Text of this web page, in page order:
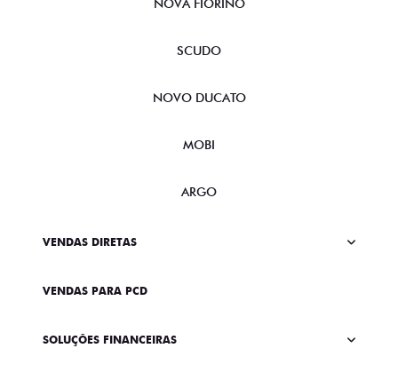
NOVA FIORINO
SCUDO
NOVO DUCATO
MOBI
ARGO
VENDAS DIRETAS
VENDAS PARA PCD
SOLUÇÕES FINANCEIRAS